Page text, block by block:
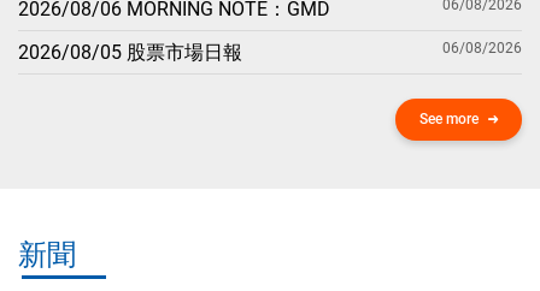
2026/08/06 MORNING NOTE：GMD 06/08/2026
2026/08/05 股票市場日報 06/08/2026
See more
新聞